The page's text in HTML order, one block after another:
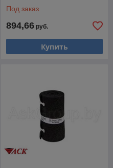
Под заказ
894,66 руб.
Купить